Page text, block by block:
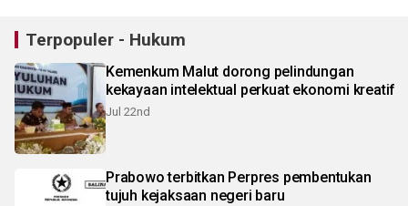
Terpopuler - Hukum
Kemenkum Malut dorong pelindungan
kekayaan intelektual perkuat ekonomi kreatif
Jul 22nd
Prabowo terbitkan Perpres pembentukan
tujuh kejaksaan negeri baru